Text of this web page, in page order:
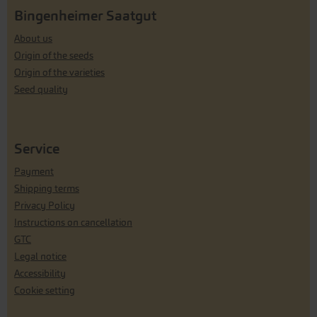
Bingenheimer Saatgut
About us
Origin of the seeds
Origin of the varieties
Seed quality
Service
Payment
Shipping terms
Privacy Policy
Instructions on cancellation
GTC
Legal notice
Accessibility
Cookie setting